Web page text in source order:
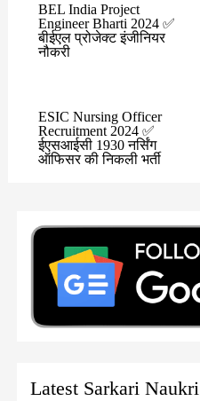
BEL India Project
Engineer Bharti 2024 ✅
बीईएल प्रोजेक्ट इंजीनियर
नौकरी
ESIC Nursing Officer
Recruitment 2024 ✅
ईएसआईसी 1930 नर्सिंग
ऑफिसर की निकली भर्ती
Latest Sarkari Naukri